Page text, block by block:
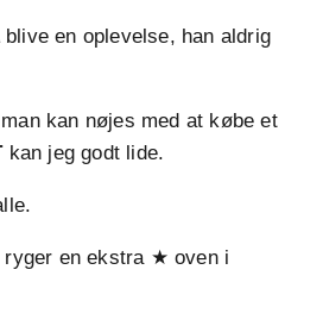
en oplevelse, han aldrig
kan nøjes med at købe et
kan jeg godt lide.
ryger en ekstra ★ oven i